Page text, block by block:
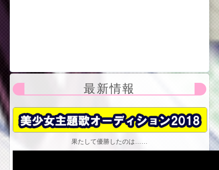
最新情報
果たして優勝したのは……